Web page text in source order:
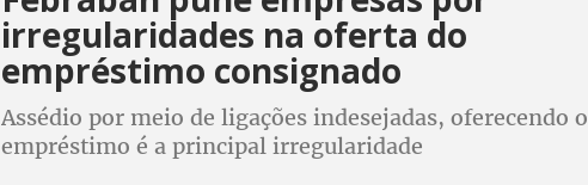
irregularidades na oferta do
empréstimo consignado
Assédio por meio de ligações indesejadas, oferecendo o
empréstimo é a principal irregularidade